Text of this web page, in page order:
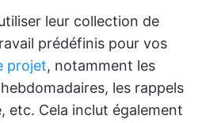
leur collection de
prédéfinis pour vos
projet, notamment les
les rappels
etc. Cela inclut également